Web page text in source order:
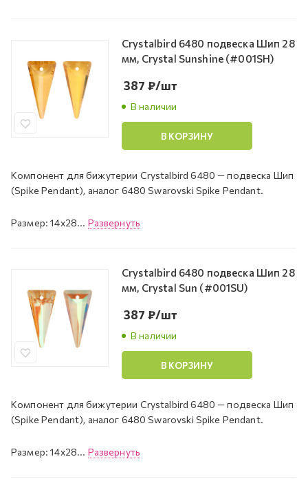
Crystalbird 6480 подвеска Шип 28
мм, Crystal Sunshine (#001SH)
В наличии
387 ₽/шт
В КОРЗИНУ
Компонент для бижутерии Crystalbird 6480 — подвеска Шип
(Spike Pendant), аналог 6480 Swarovski Spike Pendant.
Размер: 14x28... Развернуть
Crystalbird 6480 подвеска Шип 28
мм, Crystal Sun (#001SU)
В наличии
387 ₽/шт
В КОРЗИНУ
Компонент для бижутерии Crystalbird 6480 — подвеска Шип
(Spike Pendant), аналог 6480 Swarovski Spike Pendant.
Размер: 14x28... Развернуть